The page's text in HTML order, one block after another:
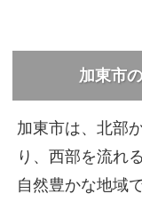
加東市
加東市は、北部
り、西部を流れ
自然豊かな地域